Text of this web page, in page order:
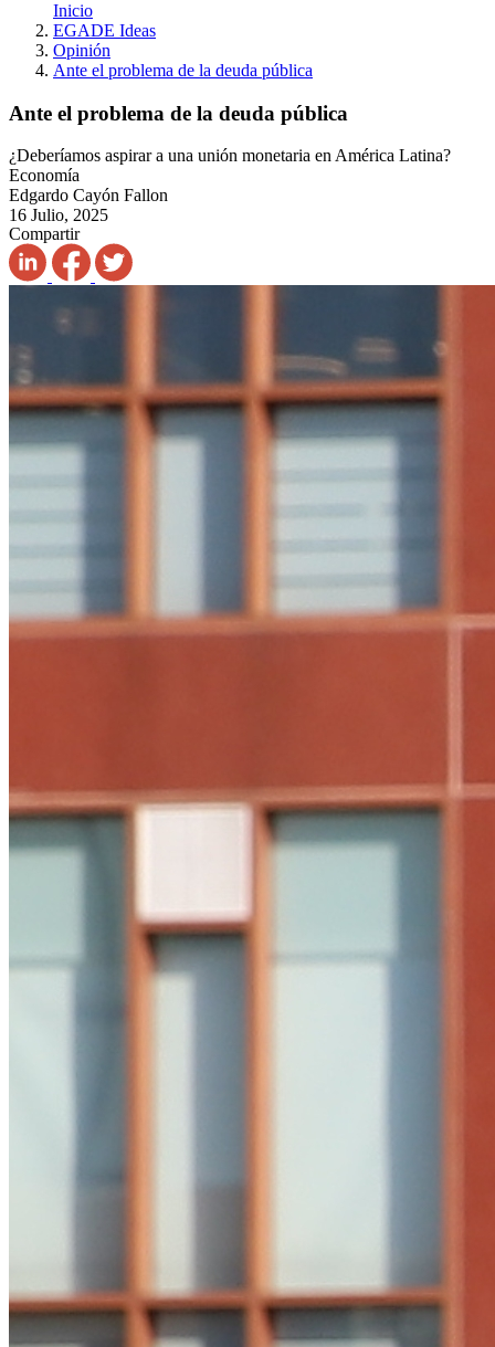
Inicio
EGADE Ideas
Opinión
Ante el problema de la deuda pública
Ante el problema de la deuda pública
¿Deberíamos aspirar a una unión monetaria en América Latina?
Economía
Edgardo Cayón Fallon
16 Julio, 2025
Compartir